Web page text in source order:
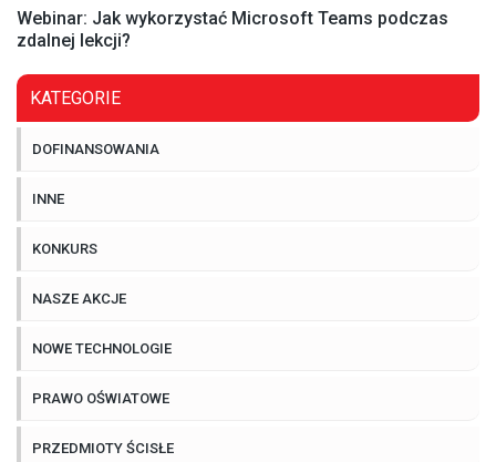
Webinar: Jak wykorzystać Microsoft Teams podczas
zdalnej lekcji?
KATEGORIE
DOFINANSOWANIA
INNE
KONKURS
NASZE AKCJE
NOWE TECHNOLOGIE
PRAWO OŚWIATOWE
PRZEDMIOTY ŚCISŁE